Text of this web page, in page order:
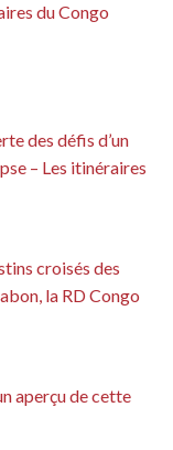
du Congo
des défis d’un
– Les itinéraires
croisés des
la RD Congo
aperçu de cette